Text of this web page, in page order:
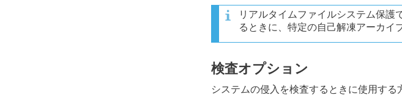
リアルタイムファイルシステム保
るときに、特定の自己解凍アーカイ
検査オプション
システムの侵入を検査するときに使用する